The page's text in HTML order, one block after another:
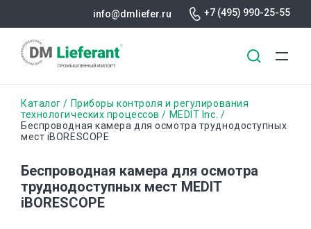
основному
info@dmliefer.ru +7 (495) 990-25-55
Строка
навигации
Каталог
Приборы контроля и регулирования
технологических процессов
MEDIT Inc.
Беспроводная камера для осмотра труднодоступных
мест iBORESCOPE
Беспроводная камера для осмотра
труднодоступных мест MEDIT
iBORESCOPE